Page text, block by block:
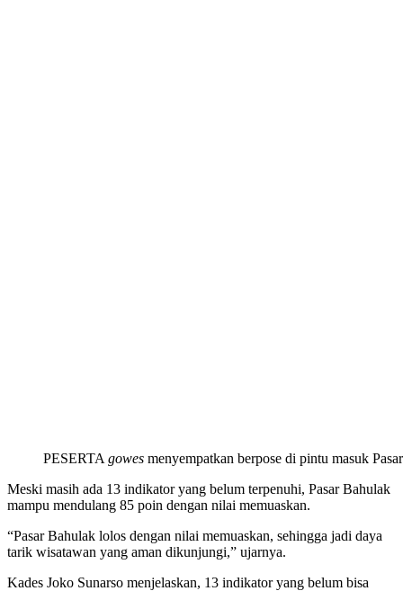
PESERTA gowes menyempatkan berpose di pintu masuk
Meski masih ada 13 indikator yang belum terpenuhi, Pasar Bahulak
mampu mendulang 85 poin dengan nilai memuaskan.
“Pasar Bahulak lolos dengan nilai memuaskan, sehingga jadi daya
tarik wisatawan yang aman dikunjungi,” ujarnya.
Kades Joko Sunarso menjelaskan, 13 indikator yang belum bisa